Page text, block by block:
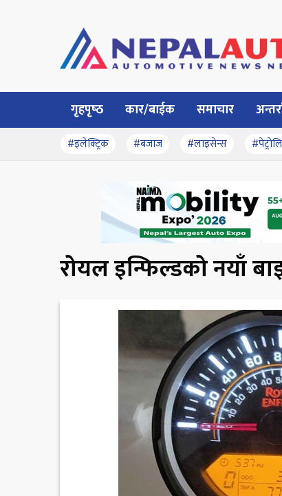
गृहपृष्‍ठ कार/बाईक समाचार
#इलेक्ट्रिक #बजाज #लाइसेन्स
रोयल इन्फिल्डको नयाँ